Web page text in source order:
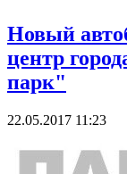
Новый
центр
парк"
22.05.2017 11:23